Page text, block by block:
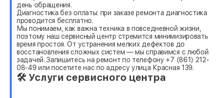
день обращения.
Диагностика без оплаты: при заказе ремонта диагностика
проводится бесплатно.
Мы понимаем, как важна техника в повседневной жизни,
поэтому наш сервисный центр стремится минимизировать
время простоя. От устранения мелких дефектов до
восстановления сложных систем — мы справимся с любой
задачей. Запишитесь на ремонт по телефону +7 (861) 212-
08-49 или посетите нас по адресу улица Красная 139.
🛠 Услуги сервисного центра